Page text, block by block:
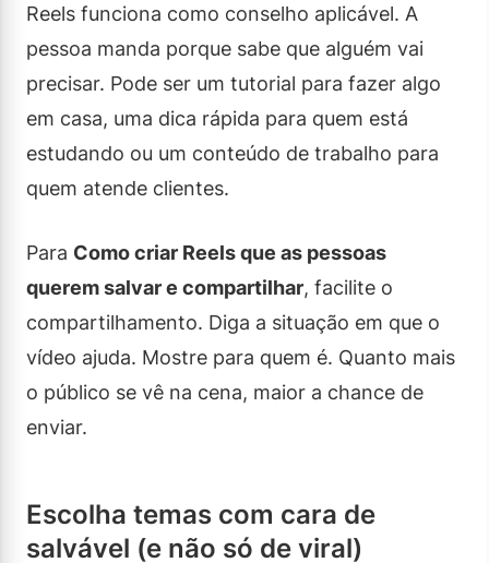
Reels funciona como conselho aplicável. A
pessoa manda porque sabe que alguém vai
precisar. Pode ser um tutorial para fazer algo
em casa, uma dica rápida para quem está
estudando ou um conteúdo de trabalho para
quem atende clientes.
Para Como criar Reels que as pessoas
querem salvar e compartilhar, facilite o
compartilhamento. Diga a situação em que o
vídeo ajuda. Mostre para quem é. Quanto mais
o público se vê na cena, maior a chance de
enviar.
Escolha temas com cara de
salvável (e não só de viral)